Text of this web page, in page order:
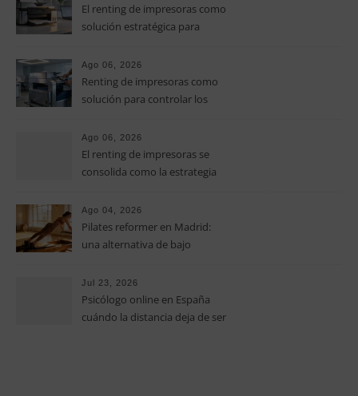
El renting de impresoras como
solución estratégica para
pymes
Ago 06, 2026
Renting de impresoras como
solución para controlar los
pymes
Ago 06, 2026
El renting de impresoras se
consolida como la estrategia
operativos en las pequeñas y
medianas empresas
Ago 04, 2026
Pilates reformer en Madrid:
una alternativa de bajo
fuerza y movilidad
Jul 23, 2026
Psicólogo online en España
cuándo la distancia deja de ser